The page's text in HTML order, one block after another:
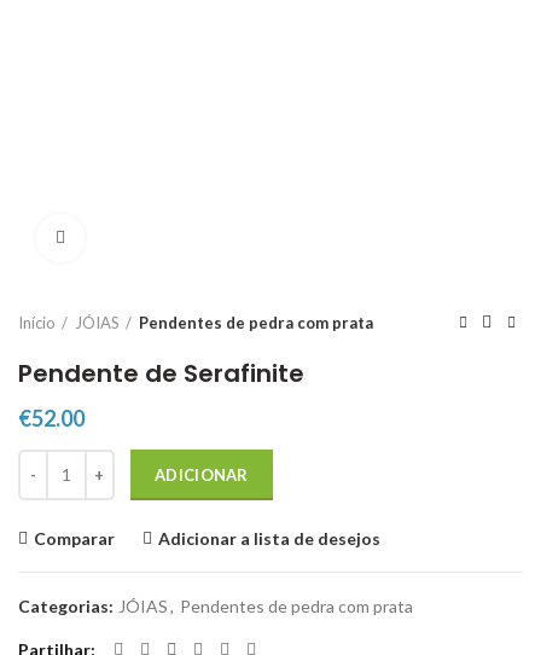
Início JÓIAS Pendentes de pedra com prata
Pendente de Serafinite
€52.00
ADICIONAR
Comparar Adicionar a lista de desejos
Categorias: JÓIAS, Pendentes de pedra com prata
Partilhar